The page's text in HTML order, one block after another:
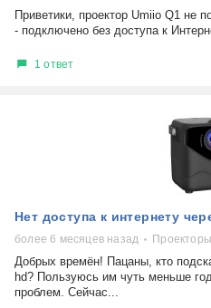
Приветики, проектор Umiio Q1 не
- подключено без доступа к
1 ответ
Нет доступа к интернету
более 6 месяцев назад
Добрых времён! Пацаны, кто
hd? Пользуюсь им чуть меньше
проблем. Сейчас...